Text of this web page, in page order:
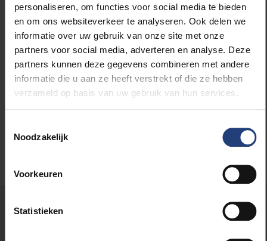
personaliseren, om functies voor social media te bieden
en om ons websiteverkeer te analyseren. Ook delen we
informatie over uw gebruik van onze site met onze
partners voor social media, adverteren en analyse. Deze
partners kunnen deze gegevens combineren met andere
informatie die u aan ze heeft verstrekt of die ze hebben
verzameld op basis van uw gebruik van hun services.
Noodzakelijk
Voorkeuren
Statistieken
Lees meer over:
Wetenschap en onderzoek